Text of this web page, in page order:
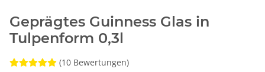
Geprägtes Guinness Glas in
Tulpenform 0,3l
(10 Bewertungen)